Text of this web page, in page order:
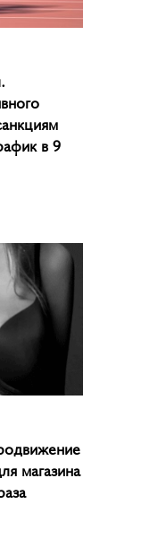
в 9
магазина